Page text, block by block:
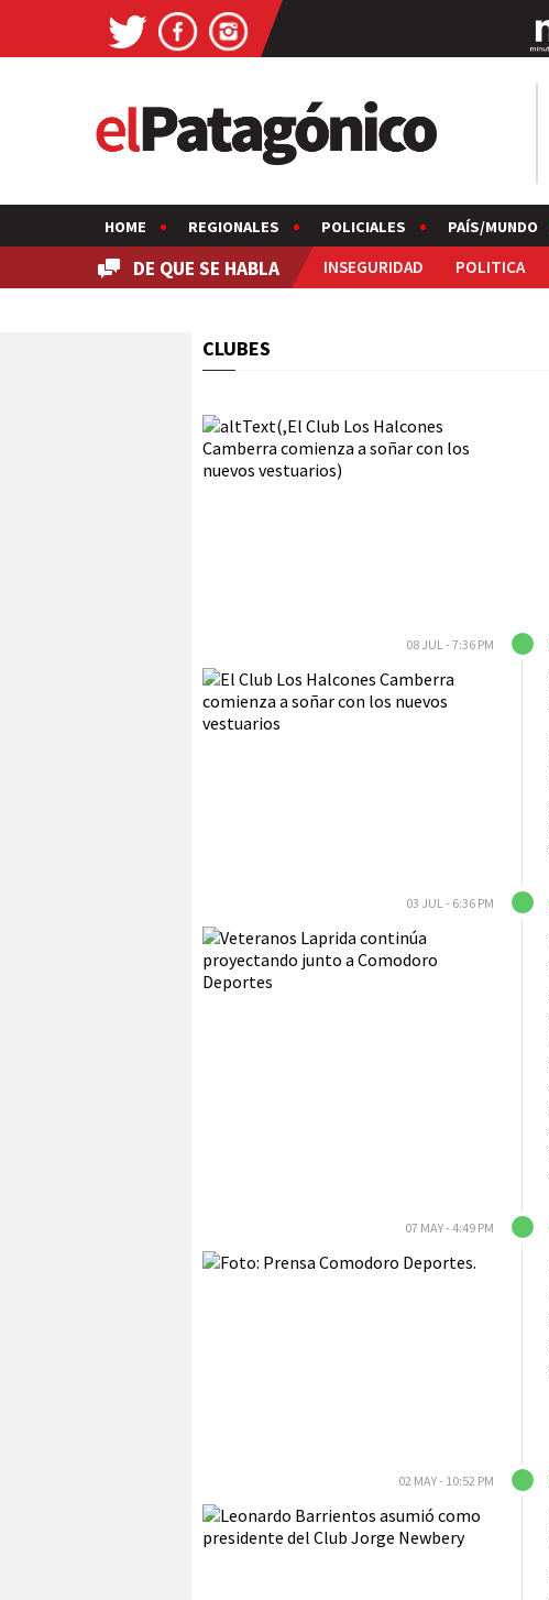
HOME REGIONALES POLICIALES PAÍS/MUNDO
DE QUE SE HABLA INSEGURIDAD POLITICA
CLUBES
08 JUL - 7:36 PM
03 JUL - 6:36 PM
07 MAY - 4:49 PM
02 MAY - 10:52 PM